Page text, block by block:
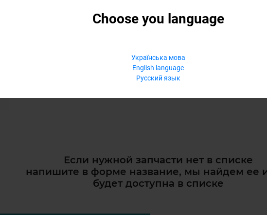
Choose you language
Українська мова
English language
Русский язык
Если нужной запчасти нет в списке
напишите в форме название, мы найдем ее
будет доступна в списке